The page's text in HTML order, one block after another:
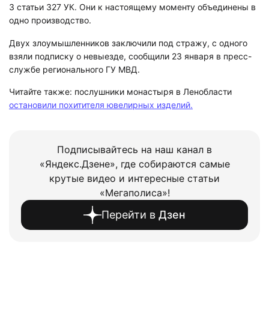
3 статьи 327 УК. Они к настоящему моменту объединены в
одно производство.
Двух злоумышленников заключили под стражу, с одного
взяли подписку о невыезде, сообщили 23 января в пресс-
службе регионального ГУ МВД.
Читайте также: послушники монастыря в Ленобласти
остановили похитителя ювелирных изделий.
Подписывайтесь на наш канал в
«Яндекс.Дзене», где собираются самые
крутые видео и интересные статьи
«Мегаполиса»!
Перейти в Дзен